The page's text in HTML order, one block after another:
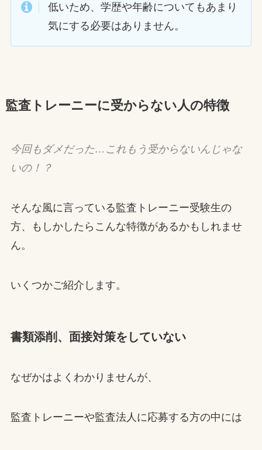
低いため、学歴や年齢についてもあまり
気にする必要はありません。
監査トレーニーに受からない人の特徴
今回もダメだった…これもう受からないんじゃな
いの！？
そんな風に言っている監査トレーニー受験生の
方、もしかしたらこんな特徴があるかもしれませ
ん。
いくつかご紹介します。
書類添削、面接対策をしていない
なぜかはよくわかりませんが、
監査トレーニーや監査法人に応募する方の中には